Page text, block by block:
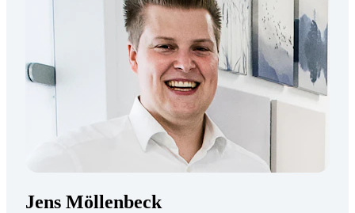
Jens Möllenbeck